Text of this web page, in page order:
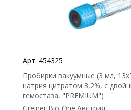
Арт: 454325
Пробирки вакуумные (3 мл,
натрия цитратом 3,2%, с
гемостаза, "PREMIUM")